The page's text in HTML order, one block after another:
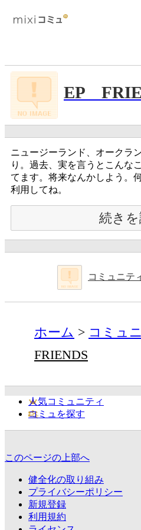
EP
ニュージーランド、オークラ
り。過去、実を言うとこんな
てます。将来なんかしよう。
利用してね。
続き
コミュニテ
ホーム コミュ
FRIENDS
人気コミュニティ
コミュを探す
このページの上部へ
健全化の取り組み
プライバシーポリシー
新規登録
利用規約